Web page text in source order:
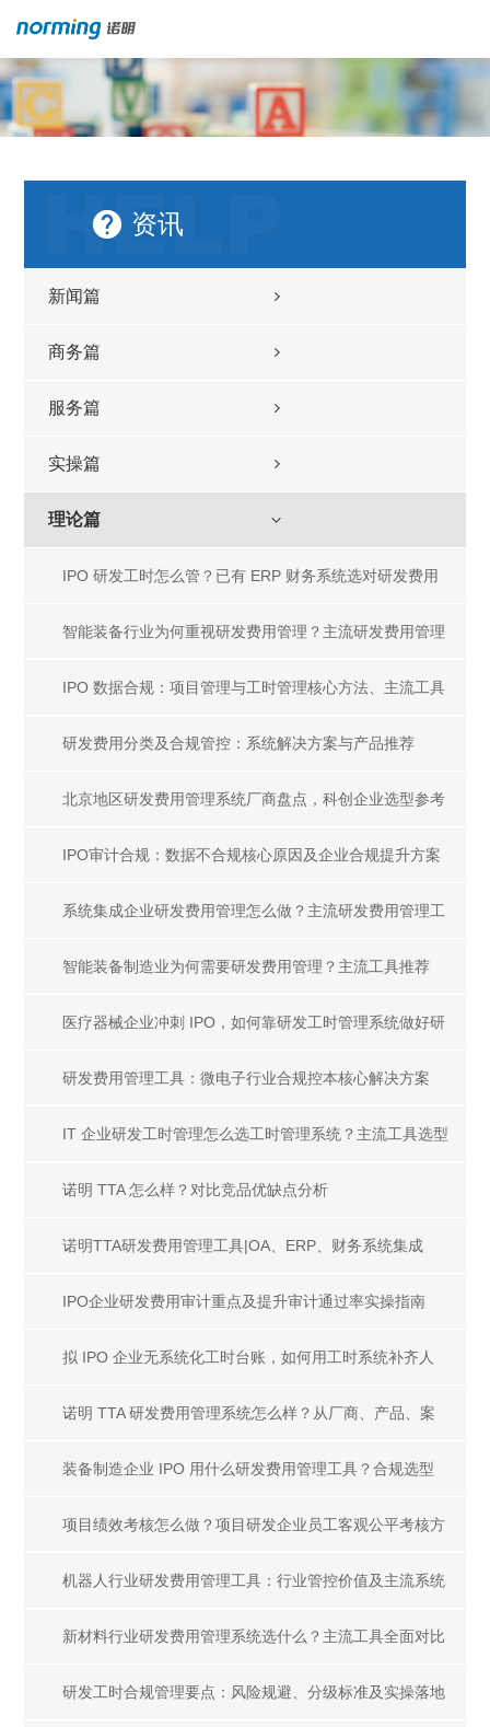
资讯
新闻篇
商务篇
服务篇
实操篇
理论篇
IPO 研发工时怎么管？已有 ERP 财务系统选对研发费用
管理工具
智能装备行业为何重视研发费用管理？主流研发费用管理
工具盘点
IPO 数据合规：项目管理与工时管理核心方法、主流工具
及一体化解决方案
研发费用分类及合规管控：系统解决方案与产品推荐
北京地区研发费用管理系统厂商盘点，科创企业选型参考
指南
IPO审计合规：数据不合规核心原因及企业合规提升方案
系统集成企业研发费用管理怎么做？主流研发费用管理工
具推荐
智能装备制造业为何需要研发费用管理？主流工具推荐
医疗器械企业冲刺 IPO，如何靠研发工时管理系统做好研
发人员成本合规核算？
研发费用管理工具：微电子行业合规控本核心解决方案
IT 企业研发工时管理怎么选工时管理系统？主流工具选型
指南
诺明 TTA 怎么样？对比竞品优缺点分析
诺明TTA研发费用管理工具|OA、ERP、财务系统集成
IPO企业研发费用审计重点及提升审计通过率实操指南
拟 IPO 企业无系统化工时台账，如何用工时系统补齐人
工成本审计证据链
诺明 TTA 研发费用管理系统怎么样？从厂商、产品、案
例、服务解析优劣
装备制造企业 IPO 用什么研发费用管理工具？合规选型
全解析
项目绩效考核怎么做？项目研发企业员工客观公平考核方
案
机器人行业研发费用管理工具：行业管控价值及主流系统
选型指南
新材料行业研发费用管理系统选什么？主流工具全面对比
研发工时合规管理要点：风险规避、分级标准及实操落地